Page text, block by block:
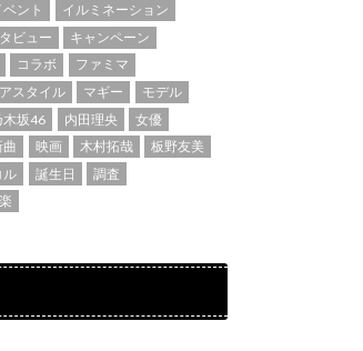
ベント
イルミネーション
ビュー
キャンペーン
コラボ
ファミマ
スタイル マギー
モデル
木坂46 内田理央
女優
曲 映画 木村拓哉
板野友美
ル 誕生日
調査